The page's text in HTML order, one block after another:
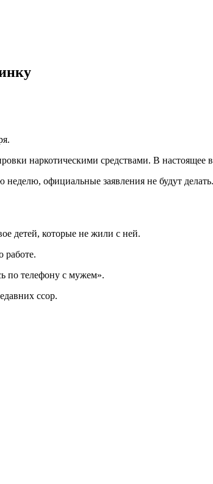
наркотическими средствами. В настоящее
официальные заявления не будут
детей, которые не жили с ней.
работе.
по телефону с мужем».
ссор.